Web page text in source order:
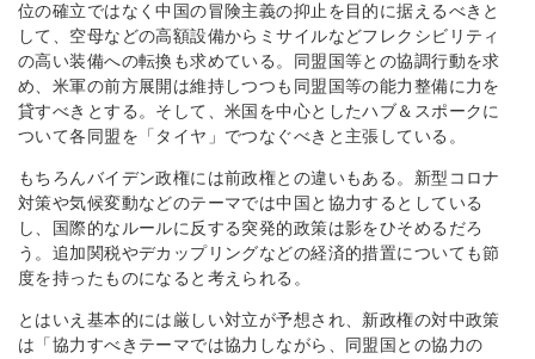
位の確立ではなく中国の冒険主義の抑止を目的に据えるべきと
して、空母などの高額設備からミサイルなどフレクシビリティ
の高い装備への転換も求めている。同盟国等との協調行動を求
め、米軍の前方展開は維持しつつも同盟国等の能力整備に力を
貸すべきとする。そして、米国を中心としたハブ＆スポークに
ついて各同盟を「タイヤ」でつなぐべきと主張している。
もちろんバイデン政権には前政権との違いもある。新型コロナ
対策や気候変動などのテーマでは中国と協力するとしている
し、国際的なルールに反する突発的政策は影をひそめるだろ
う。追加関税やデカップリングなどの経済的措置についても節
度を持ったものになると考えられる。
とはいえ基本的には厳しい対立が予想され、新政権の対中政策
は「協力すべきテーマでは協力しながら、同盟国との協力の